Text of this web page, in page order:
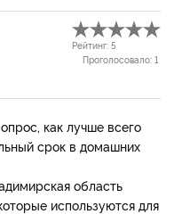
Рейтинг: 5
Проголосовало: 1
как лучше всего
срок в домашних
область
используются для